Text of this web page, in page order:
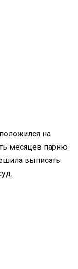
на
месяцев парню
выписать